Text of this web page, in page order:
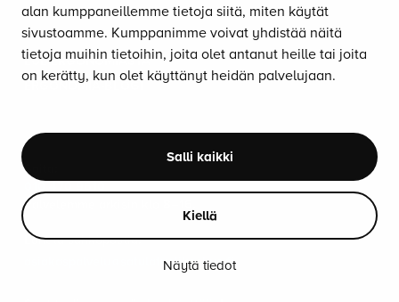
alan kumppaneillemme tietoja siitä, miten käytät
sivustoamme. Kumppanimme voivat yhdistää näitä
tietoja muihin tietoihin, joita olet antanut heille tai joita
on kerätty, kun olet käyttänyt heidän palvelujaan.
Salli kaikki
Kiellä
Näytä tiedot
TARJOUKSESSA
OUTLET
LUE ERGONOMIASTA
ERGONOMIA-BLOGI
OTA YHTEYTTÄ
Soita:
Palvelemme arkisin klo 8–16.
Lähetä sähköpostia:
asiakaspalvelu@satulatuolikeskus.fi